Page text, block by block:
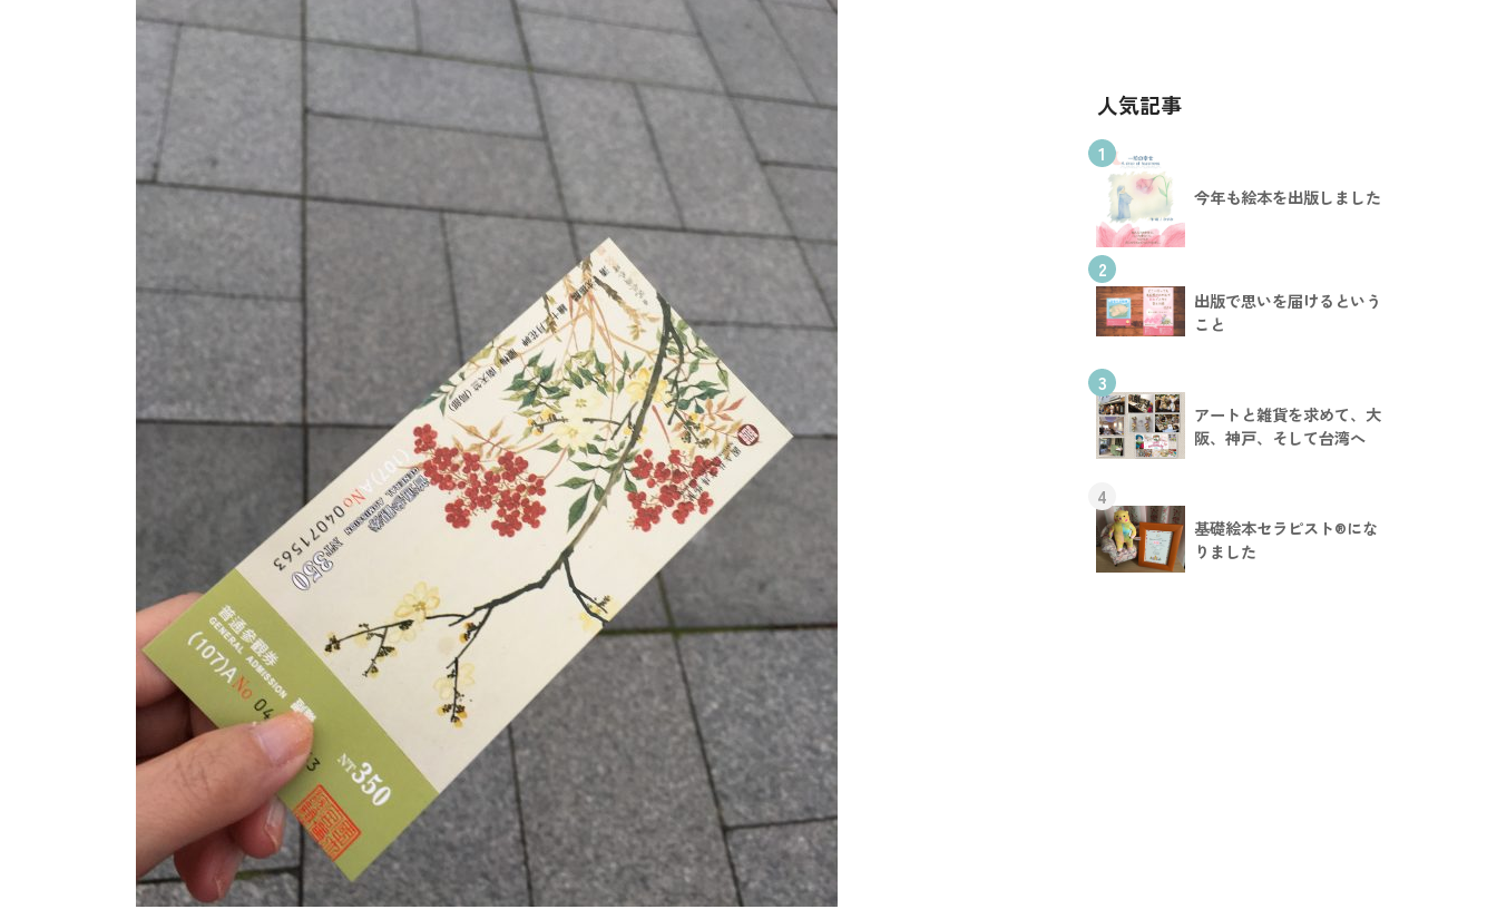
人気記事
1
今年も絵本を出版しました
2
出版で思いを届けるという
こと
3
アートと雑貨を求めて、大
阪、神戸、そして台湾へ
4
基礎絵本セラピスト®︎にな
りました